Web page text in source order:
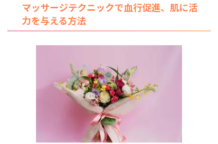
マッサージテクニックで血行促進、肌に活
力を与える方法